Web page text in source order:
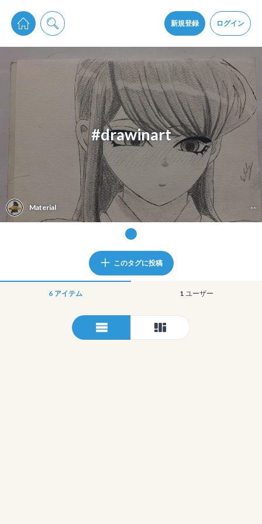
新規登録 ログイン
pixiv Sketchは2024年5月28日付で プライパシーポリシーを改定しました。
通知を受け取るにはここをクリックします
pixiv Sketchアプリでさらに快適に！
アプリをインストール
#drawinart
Material --
このタグに投稿
6 アイテム 1 ユーザー